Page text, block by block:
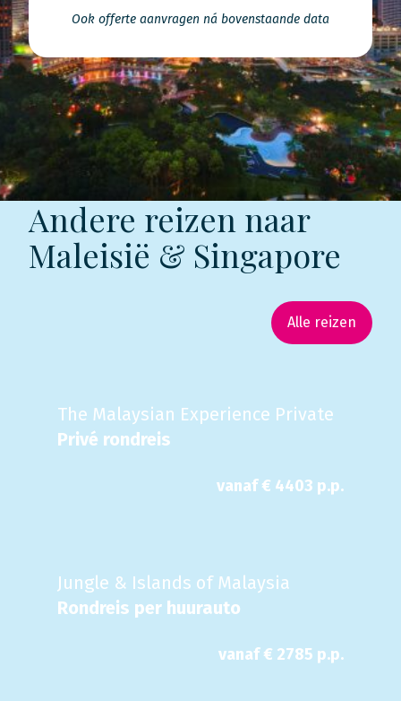
Ook offerte aanvragen ná bovenstaande data
Andere reizen naar
Maleisië & Singapore
Alle reizen
The Malaysian Experience Private
Privé rondreis
vanaf € 4403 p.p.
Jungle & Islands of Malaysia
Rondreis per huurauto
vanaf € 2785 p.p.